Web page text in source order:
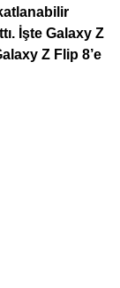
İşte Galaxy Z
Z Flip 8’e